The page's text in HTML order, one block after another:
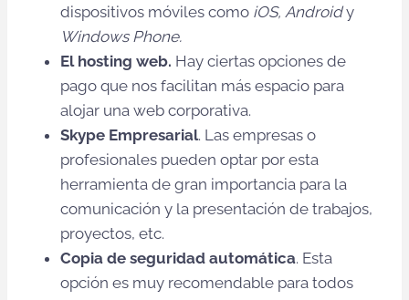
dispositivos móviles como iOS, Androidy
Windows Phone.
El hosting web. Hay ciertas opciones de
pago que nos facilitan más espacio para
alojar una web corporativa.
Skype Empresarial. Las empresas o
profesionales pueden optar por esta
herramienta de gran importancia para la
comunicación y la presentación de trabajos,
proyectos, etc.
Copia de seguridad automática. Esta
opción es muy recomendable para todos